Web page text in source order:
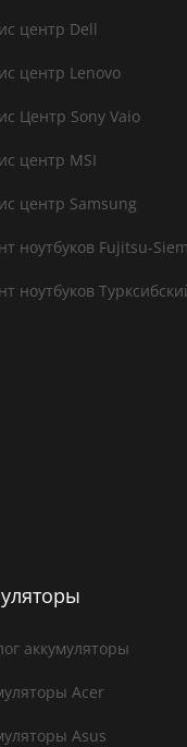
центр Dell
центр Lenovo
Центр Sony Vaio
центр MSI
центр Samsung
ноутбуков Fujitsu-
ноутбуков
аккумуляторы
Acer
Asus